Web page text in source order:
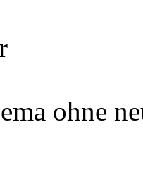
ohne